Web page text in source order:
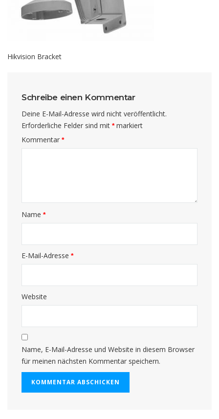
Hikvision Bracket
Schreibe einen Kommentar
Deine E-Mail-Adresse wird nicht veröffentlicht.
Erforderliche Felder sind mit*markiert
Kommentar*
Name*
E-Mail-Adresse*
Website
Name, E-Mail-Adresse und Website in diesem Browser
für meinen nächsten Kommentar speichern.